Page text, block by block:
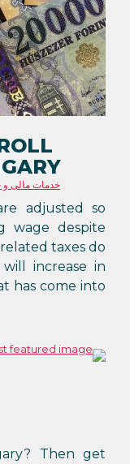
خدمات مالی و
adjusted so
wage despite
taxes do
increase in
has come into
Then get